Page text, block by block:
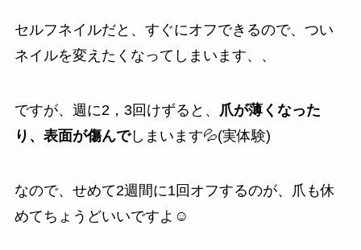
セルフネイルだと、すぐにオフできるので、つい
ネイルを変えたくなってしまいます、、
ですが、週に2，3回けずると、
爪が薄くなった
り、表面が傷んでしまいます💦(実体験)
なので、せめて2週間に1回オフするのが、爪も休
めてちょうどいいですよ☺️